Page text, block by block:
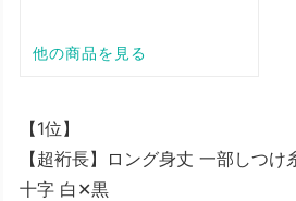
【1位】
【超裄長】ロング身丈 一部しつ
十字 白✕黒